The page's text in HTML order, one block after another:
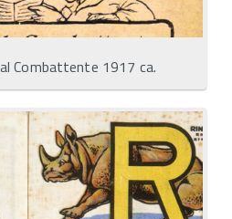
Combattente 1917 ca.